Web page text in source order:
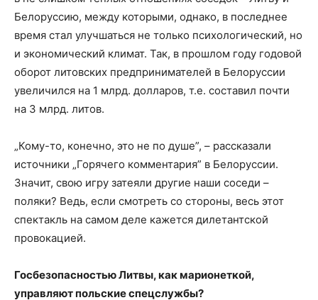
Белоруссию, между которыми, однако, в последнее
время стал улучшаться не только психологический, но
и экономический климат. Так, в прошлом году годовой
оборот литовских предпринимателей в Белоруссии
увеличился на 1 млрд. долларов, т.е. составил почти
на 3 млрд. литов.
„Кому-то, конечно, это не по душе”, – рассказали
источники „Горячего комментария” в Белоруссии.
Значит, свою игру затеяли другие наши соседи –
поляки? Ведь, если смотреть со стороны, весь этот
спектакль на самом деле кажется дилетантской
провокацией.
Госбезопасностью Литвы, как марионеткой,
управляют польские спецслужбы?